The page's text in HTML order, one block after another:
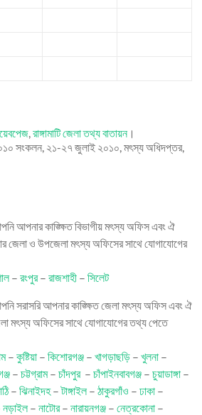
,রাঙ্গামাটি জেলা তথ্য বাতায়ন।
সংকলন, ২১-২৭ জুলাই ২০১০, মৎস্য অধিদপ্তর,
আপনার কাঙ্ক্ষিত বিভাগীয় মৎস্য অফিস এবং ঐ
জেলা ও উপজেলা মৎস্য অফিসের সাথে যোগাযোগের
–রংপুর–রাজশাহী –সিলেট
সরাসরি আপনার কাঙ্ক্ষিত জেলা মৎস্য অফিস এবং ঐ
মৎস্য অফিসের সাথে যোগাযোগের তথ্য পেতে
–কুষ্টিয়া –কিশোরগঞ্জ –খাগড়াছড়ি –খুলনা –
–চট্টগ্রাম–চাঁদপুর–চাঁপাইনবাবগঞ্জ –চুয়াডাঙ্গা –
–ঝিনাইদহ–টাঙ্গাইল–ঠাকুরগাঁও –ঢাকা –
নড়াইল–নাটোর–নারায়নগঞ্জ –নেত্রকোনা –